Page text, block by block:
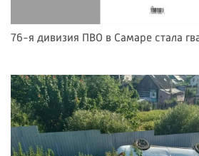
76-я дивизия ПВО в Самаре стала